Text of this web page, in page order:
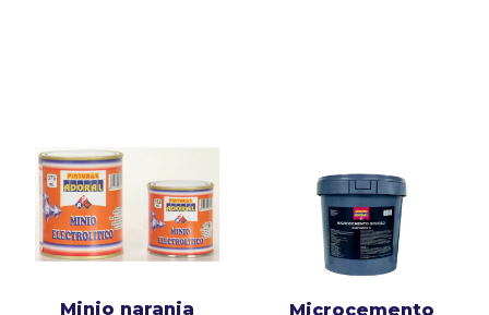
Minio naranja
Microcemento